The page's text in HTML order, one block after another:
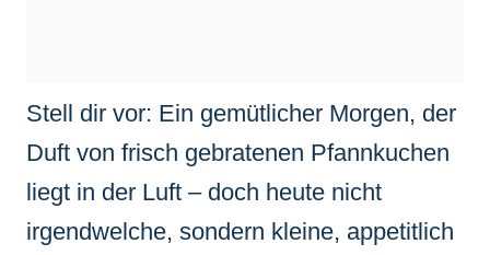
Stell dir vor: Ein gemütlicher Morgen, der
Duft von frisch gebratenen Pfannkuchen
liegt in der Luft – doch heute nicht
irgendwelche, sondern kleine, appetitlich